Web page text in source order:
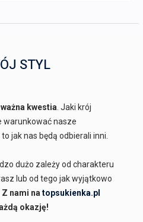
STYL
kwestia. Jaki krój
warunkować nasze
jak nas będą odbierali inni.
dużo zależy od charakteru
lub od tego jak wyjątkowo
Z nami natopsukienka.pl
okazję!